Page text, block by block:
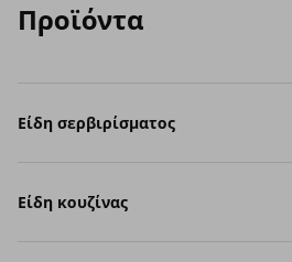
Προϊόντα
Είδη σερβιρίσματος
Είδη κουζίνας